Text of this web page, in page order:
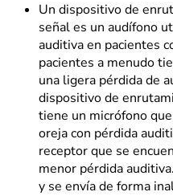
Un dispositivo de
señal es un audífono
auditiva en pacientes
pacientes a menudo
una ligera pérdida de
dispositivo de
tiene un micrófono
oreja con pérdida
receptor que se
menor pérdida
y se envía de forma